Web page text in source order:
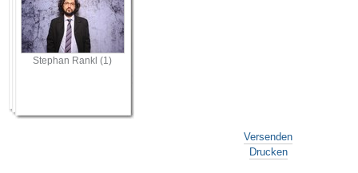
Stephan Rankl (1)
Versenden
Drucken